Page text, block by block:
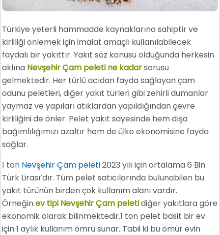
Türkiye yeterli hammadde kaynaklarına sahiptir ve
kirliliği önlemek için imalat amaçlı kullanılabilecek
faydalı bir yakıttır. Yakıt söz konusu olduğunda herkesin
aklına Nevşehir Çam peleti ne kadarsorusu
gelmektedir. Her türlü acıdan fayda sağlayan çam
odunu peletleri, diğer yakıt türleri gibi zehirli dumanlar
yaymaz ve yapıları atıklardan yapıldığından çevre
kirliliğini de önler. Pelet yakıt sayesinde hem dışa
bağımlılığımızı azaltır hem de ülke ekonomisine fayda
sağlar.
1 ton Nevşehir Çam peleti2023 yılı için ortalama 6 Bin
Türk Lirası’dır. Tüm pelet satıcılarında bulunabilen bu
yakıt türünün birden çok kullanım alanı vardır.
Örneğinev tipi Nevşehir Çam peletidiğer yakıtlara göre
ekonomik olarak bilinmektedir.1 ton pelet basit bir ev
için 1 aylık kullanım ömrü sunar. Tabii ki bu ömür evin